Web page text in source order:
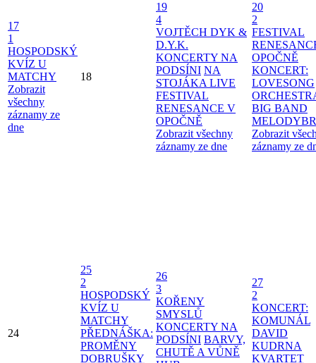
17
1
HOSPODSKÝ
KVÍZ U
MATCHY
Zobrazit
všechny
záznamy ze
dne
18
19
4
VOJTĚCH DYK &
D.Y.K.
KONCERTY NA
PODSÍNI NA
STOJÁKA LIVE
FESTIVAL
RENESANCE V
OPOČNĚ
Zobrazit všechny
záznamy ze dne
20
2
FESTIVAL
OPOČNĚ
KONCERT:
LOVESONG
BIG BAND
Zobrazit
záznamy ze
24
25
2
HOSPODSKÝ
KVÍZ U
MATCHY
PŘEDNÁŠKA:
PROMĚNY
DOBRUŠKY
26
3
KOŘENY
SMYSLŮ
KONCERTY NA
PODSÍNI BARVY,
CHUTĚ A VŮNĚ
27
2
KONCERT:
KOMUNÁL
DAVID
KUDRNA
KVARTET